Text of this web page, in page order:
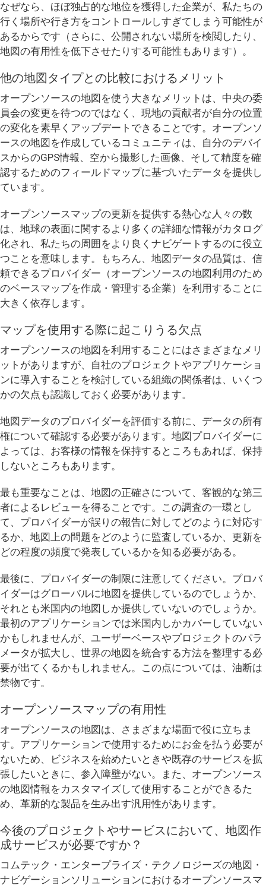
なぜなら、ほぼ独占的な地位を獲得した企業が、私たちの
行く場所や行き方をコントロールしすぎてしまう可能性が
あるからです（さらに、公開されない場所を検閲したり、
地図の有用性を低下させたりする可能性もあります）。
他の地図タイプとの比較におけるメリット
オープンソースの地図を使う大きなメリットは、中央の委
員会の変更を待つのではなく、現地の貢献者が自分の位置
の変化を素早くアップデートできることです。オープンソ
ースの地図を作成しているコミュニティは、自分のデバイ
スからのGPS情報、空から撮影した画像、そして精度を確
認するためのフィールドマップに基づいたデータを提供し
ています。
オープンソースマップの更新を提供する熱心な人々の数
は、地球の表面に関するより多くの詳細な情報がカタログ
化され、私たちの周囲をより良くナビゲートするのに役立
つことを意味します。もちろん、地図データの品質は、信
頼できるプロバイダー（オープンソースの地図利用のため
のベースマップを作成・管理する企業）を利用することに
大きく依存します。
マップを使用する際に起こりうる欠点
オープンソースの地図を利用することにはさまざまなメリ
ットがありますが、自社のプロジェクトやアプリケーショ
ンに導入することを検討している組織の関係者は、いくつ
かの欠点も認識しておく必要があります。
地図データのプロバイダーを評価する前に、データの所有
権について確認する必要があります。地図プロバイダーに
よっては、お客様の情報を保持するところもあれば、保持
しないところもあります。
最も重要なことは、地図の正確さについて、客観的な第三
者によるレビューを得ることです。この調査の一環とし
て、プロバイダーが誤りの報告に対してどのように対応す
るか、地図上の問題をどのように監査しているか、更新を
どの程度の頻度で発表しているかを知る必要がある。
最後に、プロバイダーの制限に注意してください。プロバ
イダーはグローバルに地図を提供しているのでしょうか、
それとも米国内の地図しか提供していないのでしょうか。
最初のアプリケーションでは米国内しかカバーしていない
かもしれませんが、ユーザーベースやプロジェクトのパラ
メータが拡大し、世界の地図を統合する方法を整理する必
要が出てくるかもしれません。この点については、油断は
禁物です。
オープンソースマップの有用性
オープンソースの地図は、さまざまな場面で役に立ちま
す。アプリケーションで使用するためにお金を払う必要が
ないため、ビジネスを始めたいときや既存のサービスを拡
張したいときに、参入障壁がない。また、オープンソース
の地図情報をカスタマイズして使用することができるた
め、革新的な製品を生み出す汎用性があります。
今後のプロジェクトやサービスにおいて、地図作
成サービスが必要ですか？
コムテック・エンタープライズ・テクノロジーズの地図・
ナビゲーションソリューションにおけるオープンソースマ